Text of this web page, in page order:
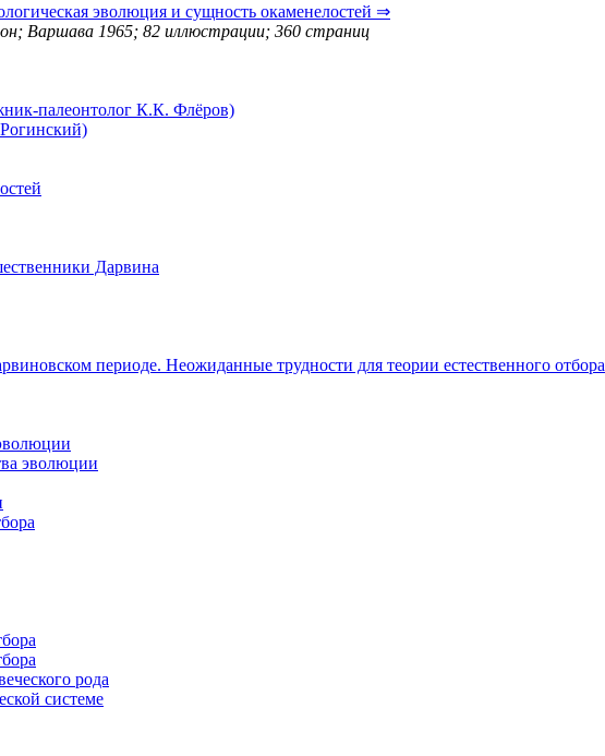
эволюция и сущность окаменелостей ⇒
Варшава 1965; 82 иллюстрации; 360 страниц
палеонтолог К.К. Флёров)
Дарвина
периоде. Неожиданные трудности для теории естественного отбора
эволюции
рода
системе